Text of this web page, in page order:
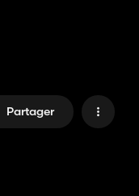
Partager